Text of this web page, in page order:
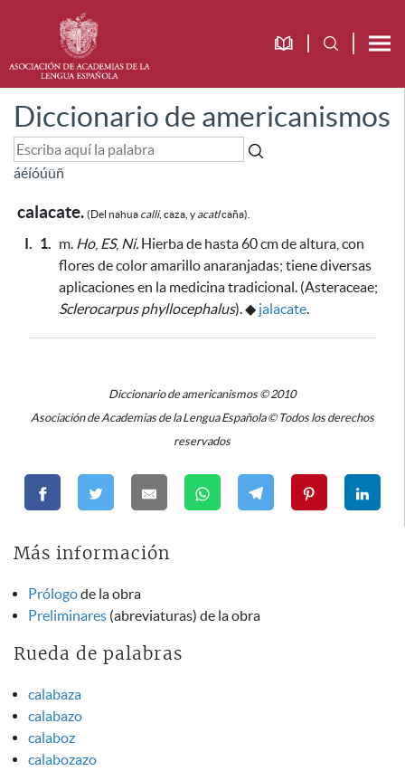
Diccionario de americanismos
áéíóúüñ
calacate. (Del nahua calli, caza, y acatlcaña).
I. 1. m. Ho, ES, Ni. Hierba de hasta 60 cm de altura, con
flores de color amarillo anaranjadas; tiene diversas
aplicaciones en la medicina tradicional. (Asteraceae;
Sclerocarpus phyllocephalus).◆ jalacate.
Diccionario de americanismos © 2010
Asociación de Academias de la Lengua Española © Todos los derechos
reservados
Más información
Prólogode la obra
Preliminares (abreviaturas) de la obra
Rueda de palabras
calabaza
calabazo
calaboz
calabozazo